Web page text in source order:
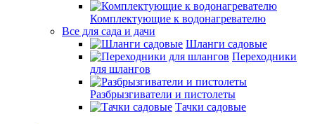
Комплектующие к водонагревателю
Все для сада и дачи
Шланги садовые
Переходники
для шлангов
Разбрызгиватели и пистолеты
Тачки садовые